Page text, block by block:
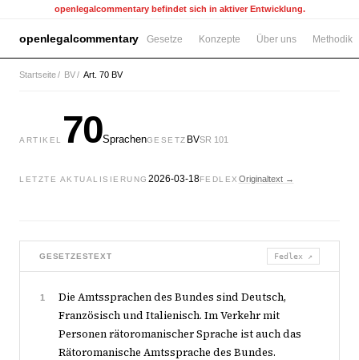
openlegalcommentary befindet sich in aktiver Entwicklung.
openlegalcommentary Gesetze Konzepte Über uns Methodik
Startseite/ BV/ Art. 70 BV
ARTIKEL 70SprachenGESETZ BVSR 101
LETZTE AKTUALISIERUNG 2026-03-18FEDLEX Originaltext →
GESETZESTEXT Fedlex ↗
1
Die Amtssprachen des Bundes sind Deutsch,
Französisch und Italienisch. Im Verkehr mit
Personen rätoromanischer Sprache ist auch das
Rätoromanische Amtssprache des Bundes.